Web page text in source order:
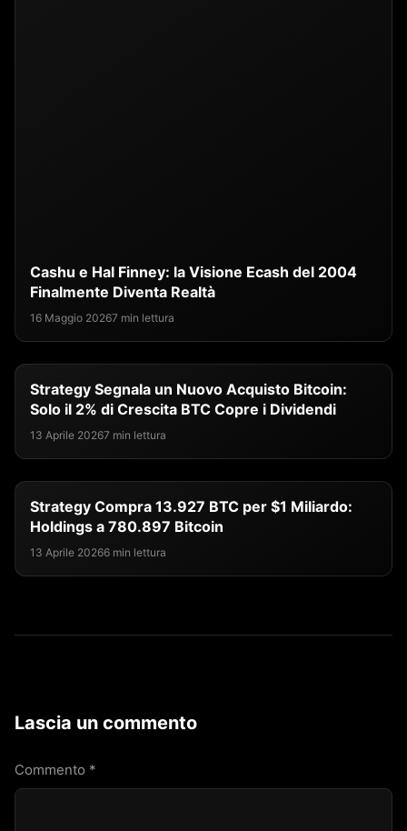
Cashu e Hal Finney: la Visione Ecash del 2004
Finalmente Diventa Realtà
16 Maggio 20267 min lettura
Strategy Segnala un Nuovo Acquisto Bitcoin:
Solo il 2% di Crescita BTC Copre i Dividendi
13 Aprile 20267 min lettura
Strategy Compra 13.927 BTC per $1 Miliardo:
Holdings a 780.897 Bitcoin
13 Aprile 20266 min lettura
Lascia un commento
Commento *